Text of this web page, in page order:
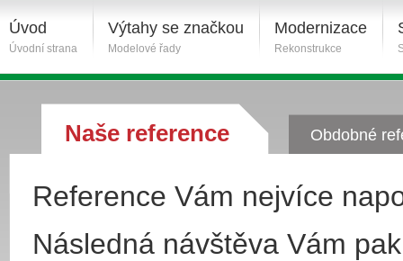
Úvod
Úvodní strana
Výtahy se značkou
Modelové řady
Modernizace
Rekonstrukce
Naše reference Obdobné
Reference Vám nejvíce
Následná návštěva Vám